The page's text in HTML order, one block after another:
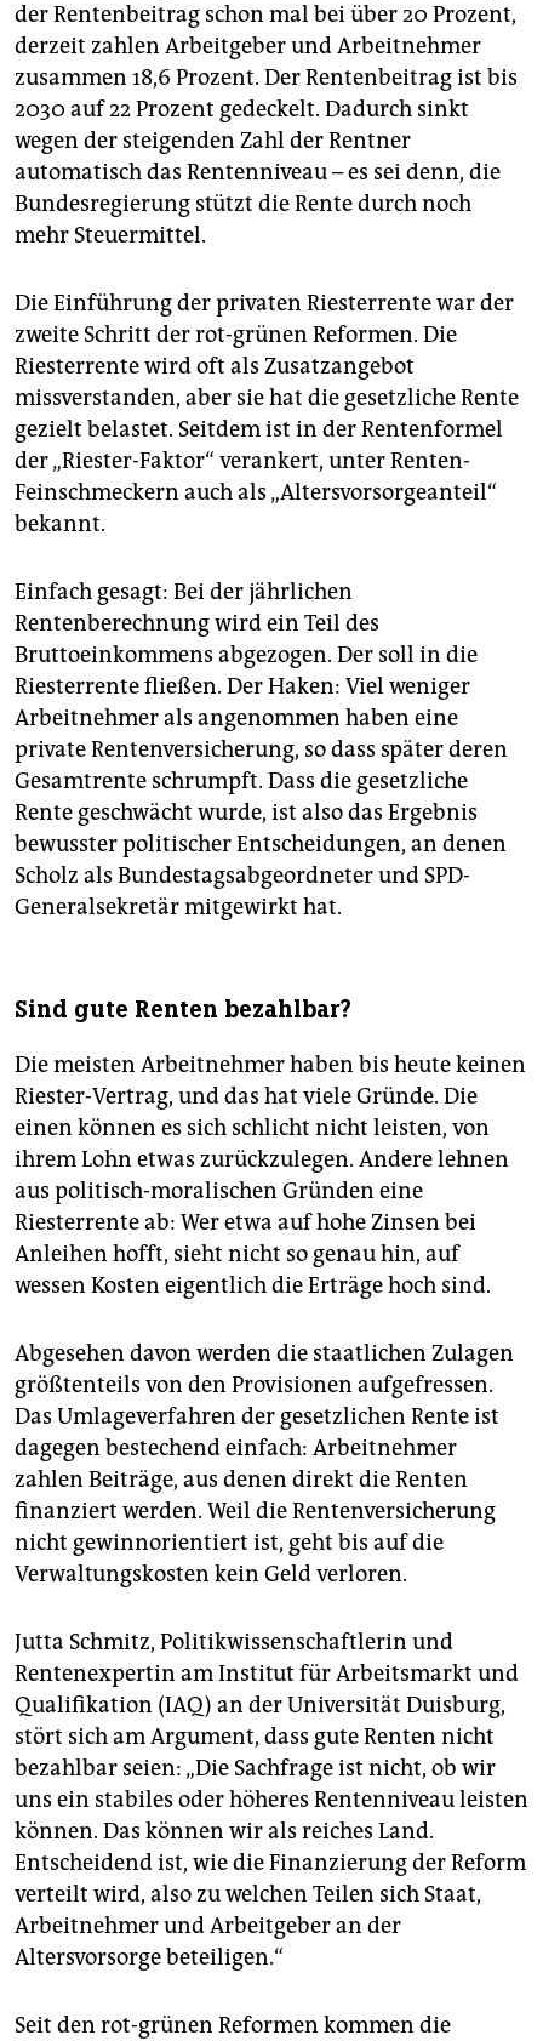
der Rentenbeitrag schon mal bei über 20 Prozent,
derzeit zahlen Arbeitgeber und Arbeitnehmer
zusammen 18,6 Prozent. Der Rentenbeitrag ist bis
2030 auf 22 Prozent gedeckelt. Dadurch sinkt
wegen der steigenden Zahl der Rentner
automatisch das Rentenniveau – es sei denn, die
Bundesregierung stützt die Rente durch noch
mehr Steuermittel.
Die Einführung der privaten Riesterrente war der
zweite Schritt der rot-grünen Reformen. Die
Riesterrente wird oft als Zusatzangebot
missverstanden, aber sie hat die gesetzliche Rente
gezielt belastet. Seitdem ist in der Rentenformel
der „Riester-Faktor“ verankert, unter Renten-
Feinschmeckern auch als „Altersvorsorgeanteil“
bekannt.
Einfach gesagt: Bei der jährlichen
Rentenberechnung wird ein Teil des
Bruttoeinkommens abgezogen. Der soll in die
Riesterrente fließen. Der Haken: Viel weniger
Arbeitnehmer als angenommen haben eine
private Rentenversicherung, so dass später deren
Gesamtrente schrumpft. Dass die gesetzliche
Rente geschwächt wurde, ist also das Ergebnis
bewusster politischer Entscheidungen, an denen
Scholz als Bundestagsabgeordneter und SPD-
Generalsekretär mitgewirkt hat.
Sind gute Renten bezahlbar?
Die meisten Arbeitnehmer haben bis heute keinen
Riester-Vertrag, und das hat viele Gründe. Die
einen können es sich schlicht nicht leisten, von
ihrem Lohn etwas zurückzulegen. Andere lehnen
aus politisch-moralischen Gründen eine
Riesterrente ab: Wer etwa auf hohe Zinsen bei
Anleihen hofft, sieht nicht so genau hin, auf
wessen Kosten eigentlich die Erträge hoch sind.
Abgesehen davon werden die staatlichen Zulagen
größtenteils von den Provisionen aufgefressen.
Das Umlageverfahren der gesetzlichen Rente ist
dagegen bestechend einfach: Arbeitnehmer
zahlen Beiträge, aus denen direkt die Renten
finanziert werden. Weil die Rentenversicherung
nicht gewinnorientiert ist, geht bis auf die
Verwaltungskosten kein Geld verloren.
Jutta Schmitz, Politikwissenschaftlerin und
Rentenexpertin am Institut für Arbeitsmarkt und
Qualifikation (IAQ) an der Universität Duisburg,
stört sich am Argument, dass gute Renten nicht
bezahlbar seien: „Die Sachfrage ist nicht, ob wir
uns ein stabiles oder höheres Rentenniveau leisten
können. Das können wir als reiches Land.
Entscheidend ist, wie die Finanzierung der Reform
verteilt wird, also zu welchen Teilen sich Staat,
Arbeitnehmer und Arbeitgeber an der
Altersvorsorge beteiligen.“
Seit den rot-grünen Reformen kommen die